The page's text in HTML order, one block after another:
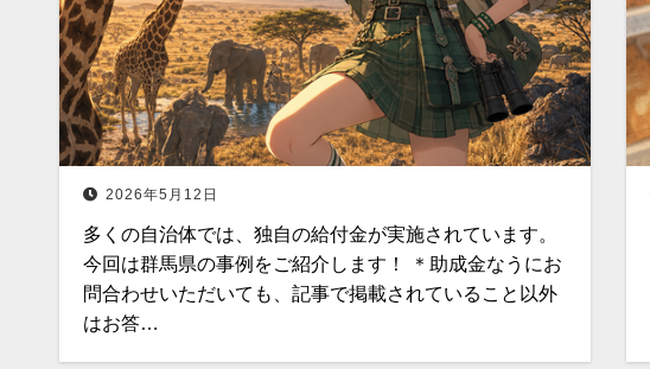
2026年5月12日
多くの自治体では、独自の給付金が実施されています。
今回は群馬県の事例をご紹介します！ ＊助成金なうにお
問合わせいただいても、記事で掲載されていること以外
はお答…